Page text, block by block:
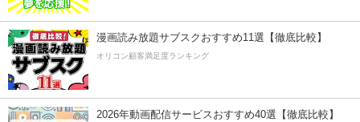
漫画読み放題サブスクおすすめ11選【徹底比較】
オリコン顧客満足度ランキング
2026年動画配信サービスおすすめ40選【徹底比較】